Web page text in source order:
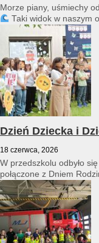
Morze piany, uśmiechy
Taki widok w naszym
Dzień Dziecka i
18 czerwca, 2026
W przedszkolu odbyło
połączone z Dniem